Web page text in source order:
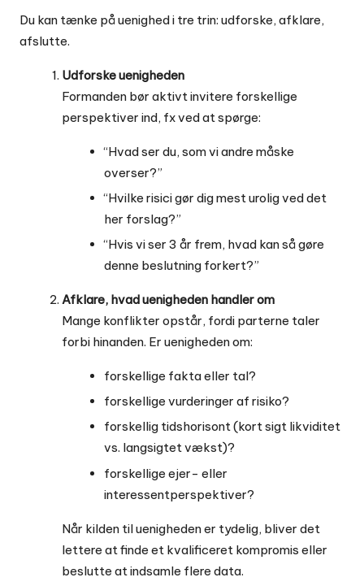
Du kan tænke på uenighed i tre trin: udforske, afklare,
afslutte.
Udforske uenigheden
Formanden bør aktivt invitere forskellige
perspektiver ind, fx ved at spørge:
“Hvad ser du, som vi andre måske
overser?”
“Hvilke risici gør dig mest urolig ved det
her forslag?”
“Hvis vi ser 3 år frem, hvad kan så gøre
denne beslutning forkert?”
Afklare, hvad uenigheden handler om
Mange konflikter opstår, fordi parterne taler
forbi hinanden. Er uenigheden om:
forskellige fakta eller tal?
forskellige vurderinger af risiko?
forskellig tidshorisont (kort sigt likviditet
vs. langsigtet vækst)?
forskellige ejer- eller
interessentperspektiver?
Når kilden til uenigheden er tydelig, bliver det
lettere at finde et kvalificeret kompromis eller
beslutte at indsamle flere data.